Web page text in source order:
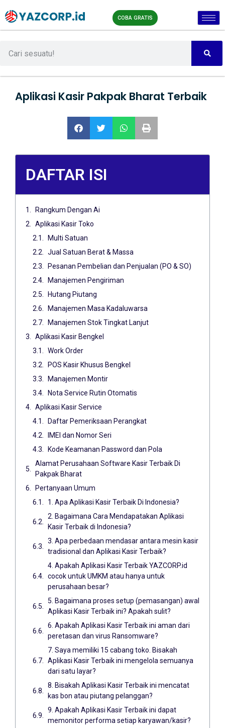
COBA GRATIS
Aplikasi Kasir Pakpak Bharat Terbaik
DAFTAR ISI
Rangkum Dengan Ai
Aplikasi Kasir Toko
Multi Satuan
Jual Satuan Berat & Massa
Pesanan Pembelian dan Penjualan (PO & SO)
Manajemen Pengiriman
Hutang Piutang
Manajemen Masa Kadaluwarsa
Manajemen Stok Tingkat Lanjut
Aplikasi Kasir Bengkel
Work Order
POS Kasir Khusus Bengkel
Manajemen Montir
Nota Service Rutin Otomatis
Aplikasi Kasir Service
Daftar Pemeriksaan Perangkat
IMEI dan Nomor Seri
Kode Keamanan Password dan Pola
Alamat Perusahaan Software Kasir Terbaik Di
Pakpak Bharat
Pertanyaan Umum
1. Apa Aplikasi Kasir Terbaik Di Indonesia?
2. Bagaimana Cara Mendapatakan Aplikasi
Kasir Terbaik di Indonesia?
3. Apa perbedaan mendasar antara mesin kasir
tradisional dan Aplikasi Kasir Terbaik?
4. Apakah Aplikasi Kasir Terbaik YAZCORP.id
cocok untuk UMKM atau hanya untuk
perusahaan besar?
5. Bagaimana proses setup (pemasangan) awal
Aplikasi Kasir Terbaik ini? Apakah sulit?
6. Apakah Aplikasi Kasir Terbaik ini aman dari
peretasan dan virus Ransomware?
7. Saya memiliki 15 cabang toko. Bisakah
Aplikasi Kasir Terbaik ini mengelola semuanya
dari satu layar?
8. Bisakah Aplikasi Kasir Terbaik ini mencatat
kas bon atau piutang pelanggan?
9. Apakah Aplikasi Kasir Terbaik ini dapat
memonitor performa setiap karyawan/kasir?